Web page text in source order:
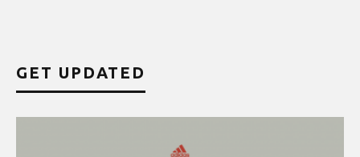
GET UPDATED